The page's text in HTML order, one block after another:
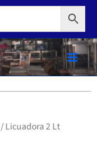
/ Licuadora 2 Lt